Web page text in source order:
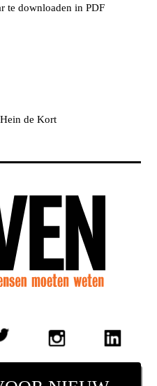
te downloaden in PDF
de Kort